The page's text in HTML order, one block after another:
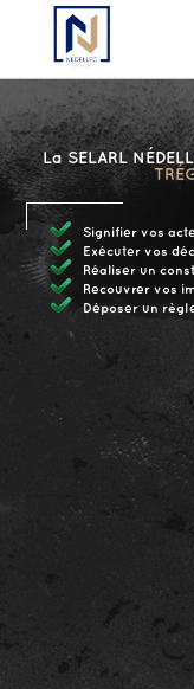
La SELARL
Signifier vos
Exécuter vos
Réaliser un
Recouvrer vos
Déposer un